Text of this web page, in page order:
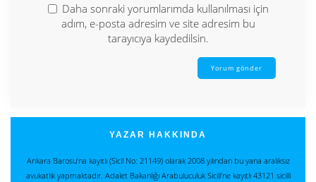
Daha sonraki yorumlarımda kullanılması için
adım, e-posta adresim ve site adresim bu
tarayıcıya kaydedilsin.
YAZAR HAKKINDA
Ankara Barosu’na kayıtlı (Sicil No: 21149) olarak 2008 yılından bu yana aralıksız
avukatlık yapmaktadır. Adalet Bakanlığı Arabuluculuk Sicili’ne kayıtlı 43121 sicilli